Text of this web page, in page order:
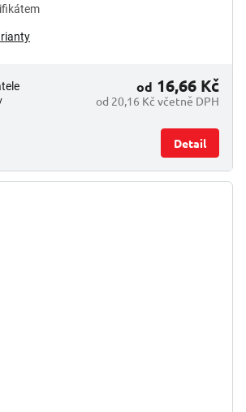
od 20,16 Kč včetně DPH
od 16,66 Kč
Detail